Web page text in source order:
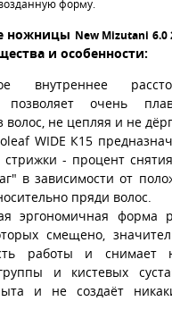
форму.
ножницы New Mizutani 6.0
и особенности:
внутреннее
позволяет очень
не цепляя и не
WIDE К15
стрижки - процент
в зависимости от
пряди волос.
эргономичная форма
смещено,
работы и снимает
и кистевых
и не создаёт